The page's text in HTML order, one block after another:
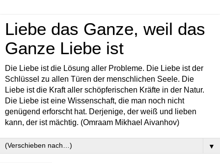
Liebe das Ganze, weil das
Ganze Liebe ist
Die Liebe ist die Lösung aller Probleme. Die Liebe ist der
Schlüssel zu allen Türen der menschlichen Seele. Die
Liebe ist die Kraft aller schöpferischen Kräfte in der Natur.
Die Liebe ist eine Wissenschaft, die man noch nicht
genügend erforscht hat. Derjenige, der weiß und lieben
kann, der ist mächtig. (Omraam Mikhael Aivanhov)
▼